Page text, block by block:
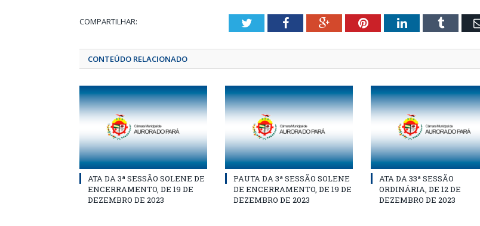
COMPARTILHAR: TwitterFacebookGoogle+PinterestLinkedInTumblr
CONTEÚDO RELACIONADO
ATA DA 3ª SESSÃO SOLENE DE
ENCERRAMENTO, DE 19 DE
DEZEMBRO DE 2023
PAUTA DA 3ª SESSÃO SOLENE
DE ENCERRAMENTO, DE 19 DE
DEZEMBRO DE 2023
ATA DA 33ª SESSÃO
ORDINÁRIA, DE 12 DE
DEZEMBRO DE 2023